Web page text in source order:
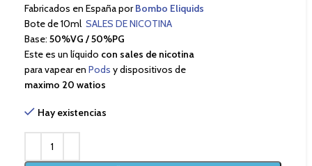
Fabricados en España porBombo Eliquids
Bote de 10ml SALES DE NICOTINA
Base: 50%VG / 50%PG
Este es un líquido con sales de nicotina
para vapear en Pods y dispositivos de
maximo 20 watios
Hay existencias